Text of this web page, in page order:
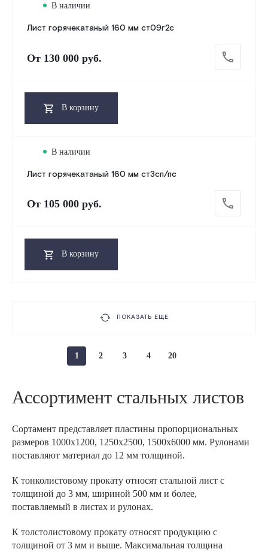
Лист горячекатаный 160 мм ст09г2с
В наличии
От 130 000 руб.
В корзину
Лист горячекатаный 160 мм ст3сп/пс
В наличии
От 105 000 руб.
В корзину
ПОКАЗАТЬ ЕЩЕ
1 2 3 4 20
Ассортимент стальных листов
Сортамент представляет пластины пропорциональных
размеров 1000х1200, 1250х2500, 1500х6000 мм. Рулонами
поставляют материал до 12 мм толщиной.
К тонколистовому прокату относят стальной лист с
толщиной до 3 мм, шириной 500 мм и более,
поставляемый в листах и рулонах.
К толстолистовому прокату относят продукцию с
толщиной от 3 мм и выше. Максимальная толщина